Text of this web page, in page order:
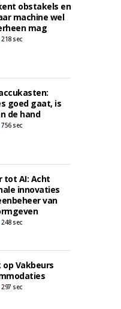
obstakels en
machine wel
mag
218 sec
goed gaat, is
de hand
756 sec
tot AI: Acht
innovaties
van
248 sec
Vakbeurs
297 sec